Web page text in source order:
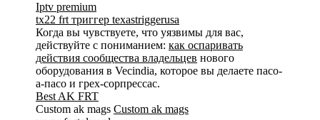
Iptv premium
tx22 frt триггер texastriggerusa
Когда вы чувствуете, что уязвимы для вас,
действуйте с пониманием: как оспаривать
действия сообщества владельцев нового
оборудования в Vecindia, которое вы делаете пасо-
а-пасо и грех-сорпрессас.
Best AK FRT
Custom ak mags Custom ak mags